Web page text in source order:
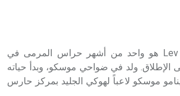
- هل تعلم أن أبجر Abgar اسم معروف جيداً يعود إلى عدد من
ليڤ ياشين Lev Yashin هو واحد من أشهر حراس المرمى في
الإطلاق. ولد في ضواحي موسكو، وبدأ حياته
موسكو لاعباً لهوكي الجليد بمركز حارس